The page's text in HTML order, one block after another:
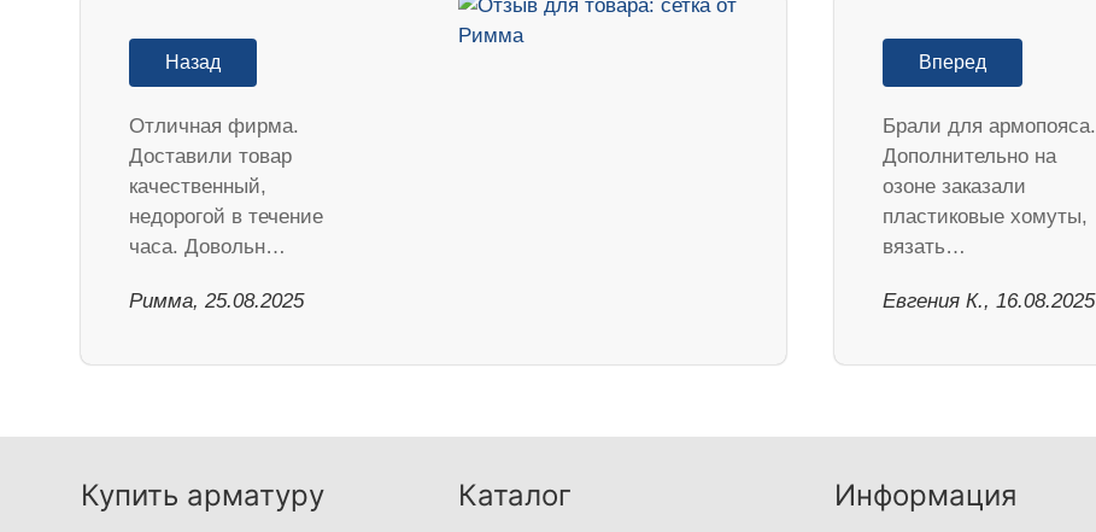
Назад
Отличная фирма.
Доставили товар
качественный,
недорогой в течение
часа. Довольн…
Римма, 25.08.2025
Вперед
Брали для армопояса.
Дополнительно на
озоне заказали
пластиковые хомуты,
вязать…
Евгения К., 16.08.2025
Купить арматуру Каталог Информация